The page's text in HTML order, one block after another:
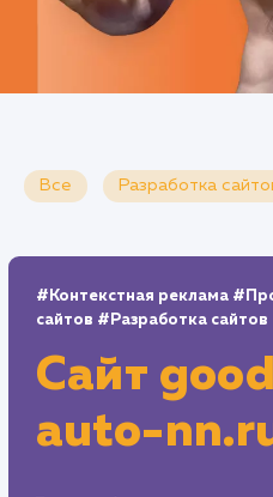
Все Разработка
#Контекстная реклама